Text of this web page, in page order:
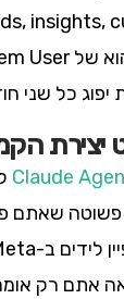
כל שני
Claude
פשוטה שאתם
אתם רק